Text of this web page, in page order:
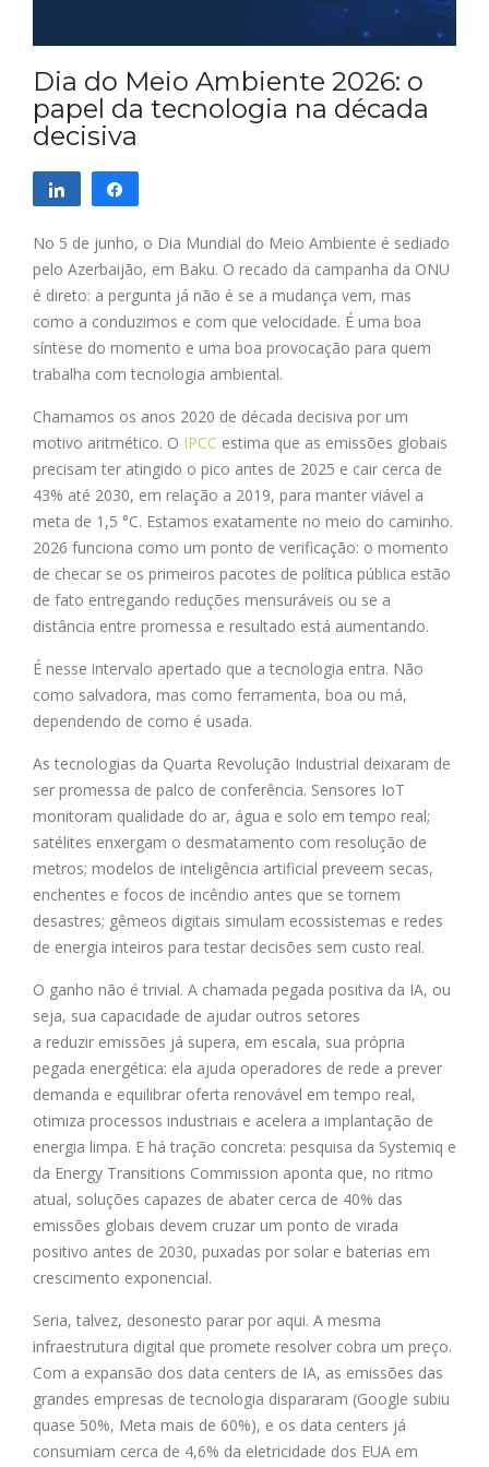
Dia do Meio Ambiente 2026: o
papel da tecnologia na década
decisiva
Compartilhar
No 5 de junho, o Dia Mundial do Meio Ambiente é sediado
pelo Azerbaijão, em Baku. O recado da campanha da ONU
é direto: a pergunta já não é se a mudança vem, mas
como a conduzimos e com que velocidade. É uma boa
síntese do momento e uma boa provocação para quem
trabalha com tecnologia ambiental.
Chamamos os anos 2020 de década decisiva por um
motivo aritmético. O IPCC estima que as emissões globais
precisam ter atingido o pico antes de 2025 e cair cerca de
43% até 2030, em relação a 2019, para manter viável a
meta de 1,5 °C. Estamos exatamente no meio do caminho.
2026 funciona como um ponto de verificação: o momento
de checar se os primeiros pacotes de política pública estão
de fato entregando reduções mensuráveis ou se a
distância entre promessa e resultado está aumentando.
É nesse intervalo apertado que a tecnologia entra. Não
como salvadora, mas como ferramenta, boa ou má,
dependendo de como é usada.
As tecnologias da Quarta Revolução Industrial deixaram de
ser promessa de palco de conferência. Sensores IoT
monitoram qualidade do ar, água e solo em tempo real;
satélites enxergam o desmatamento com resolução de
metros; modelos de inteligência artificial preveem secas,
enchentes e focos de incêndio antes que se tornem
desastres; gêmeos digitais simulam ecossistemas e redes
de energia inteiros para testar decisões sem custo real.
O ganho não é trivial. A chamada pegada positiva da IA, ou
seja, sua capacidade de ajudar outros setores
a reduzir emissões já supera, em escala, sua própria
pegada energética: ela ajuda operadores de rede a prever
demanda e equilibrar oferta renovável em tempo real,
otimiza processos industriais e acelera a implantação de
energia limpa. E há tração concreta: pesquisa da Systemiq e
da Energy Transitions Commission aponta que, no ritmo
atual, soluções capazes de abater cerca de 40% das
emissões globais devem cruzar um ponto de virada
positivo antes de 2030, puxadas por solar e baterias em
crescimento exponencial.
Seria, talvez, desonesto parar por aqui. A mesma
infraestrutura digital que promete resolver cobra um preço.
Com a expansão dos data centers de IA, as emissões das
grandes empresas de tecnologia dispararam (Google subiu
quase 50%, Meta mais de 60%), e os data centers já
consumiam cerca de 4,6% da eletricidade dos EUA em